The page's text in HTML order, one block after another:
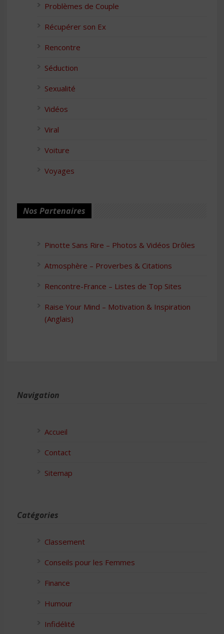
Problèmes de Couple
Récupérer son Ex
Rencontre
Séduction
Sexualité
Vidéos
Viral
Voiture
Voyages
Nos Partenaires
Pinotte Sans Rire – Photos & Vidéos Drôles
Atmosphère – Proverbes & Citations
Rencontre-France – Listes de Top Sites
Raise Your Mind – Motivation & Inspiration
(Anglais)
Navigation
Accueil
Contact
Sitemap
Catégories
Classement
Conseils pour les Femmes
Finance
Humour
Infidélité